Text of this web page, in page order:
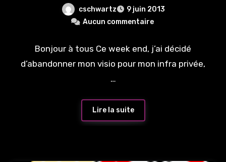
cschwartz
9 juin 2013
Aucun commentaire
Bonjour à tous Ce week end, j’ai décidé
d’abandonner mon visio pour mon infra privée,
…
Lire la suite